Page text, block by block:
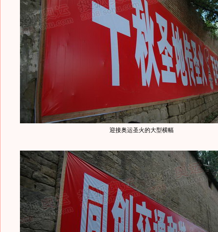
迎接奥运圣火的大型横幅